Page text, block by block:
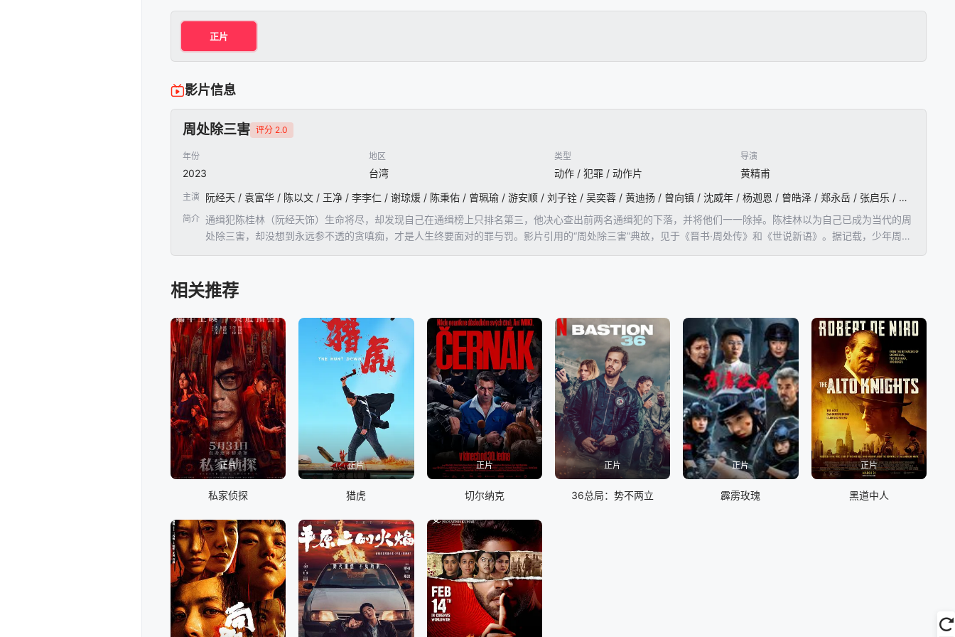
正片
影片信息
周处除三害 评分 2.0
年份
2023
地区
台湾
类型
动作 / 犯罪 / 动作片
导演
黄精甫
主演 阮经天 / 袁富华 / 陈以文 / 王净 / 李李仁 / 谢琼煖 / 陈秉佑 / 曾珮瑜 / 游安顺 / 刘子铨 / 吴奕蓉 / 黄迪扬 / 曾向镇 / 沈威年 / 杨迦恩 / 曾皓泽 / 郑永岳 / 张启乐 / 苏耀庭 / 郑有杰 / 盛鉴 / 练家豪 / 李明哲 / 廖威迪 / 罗振佑 / 王又正 / 林君柔 / 黄瀚德 / 刘子朋 / 罗能华 / 许莉廷 / 林瑞华 / 刘禾育 / 郭容腾 / 李年雄 / 许德城 / 黄惠卿 / 刘昕昊
简介 通缉犯陈桂林（阮经天饰）生命将尽，却发现自己在通缉榜上只排名第三，他决心查出前两名通缉犯的下落，并将他们一一除掉。陈桂林以为自己已成为当代的周
处除三害，却没想到永远参不透的贪嗔痴，才是人生终要面对的罪与罚。影片引用的“周处除三害”典故，见于《晋书·周处传》和《世说新语》。据记载，少年周处
相关推荐
正片
私家侦探
正片
猎虎
正片
切尔纳克
正片
36总局：势不两立
正片
霹雳玫瑰
正片
黑道中人